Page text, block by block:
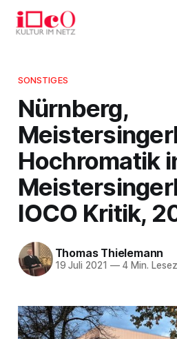
SONSTIGES
Nürnberg,
Hochromatik
IOCO Kritik,
Thomas Thielemann
19 Juli 2021 —4 Min.